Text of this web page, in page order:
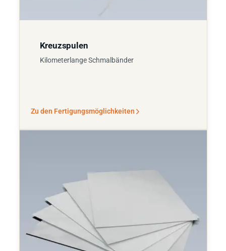
Kreuzspulen
Kilometerlange Schmalbänder
Zu den Fertigungsmöglichkeiten